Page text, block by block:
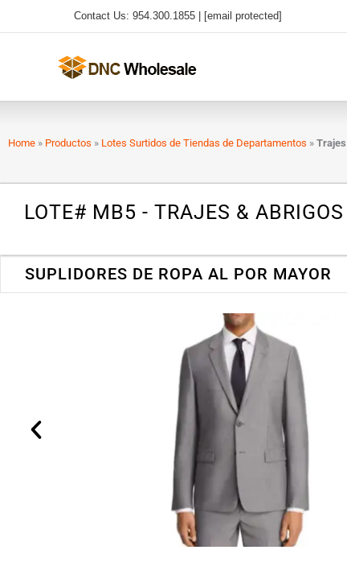
al
Contact Us: 954.300.1855 | [email protected]
Home » Productos » Lotes Surtidos de Tiendas de Departamentos »
LOTE# MB5 - TRAJES &
SUPLIDORES DE ROPA AL POR MAYOR